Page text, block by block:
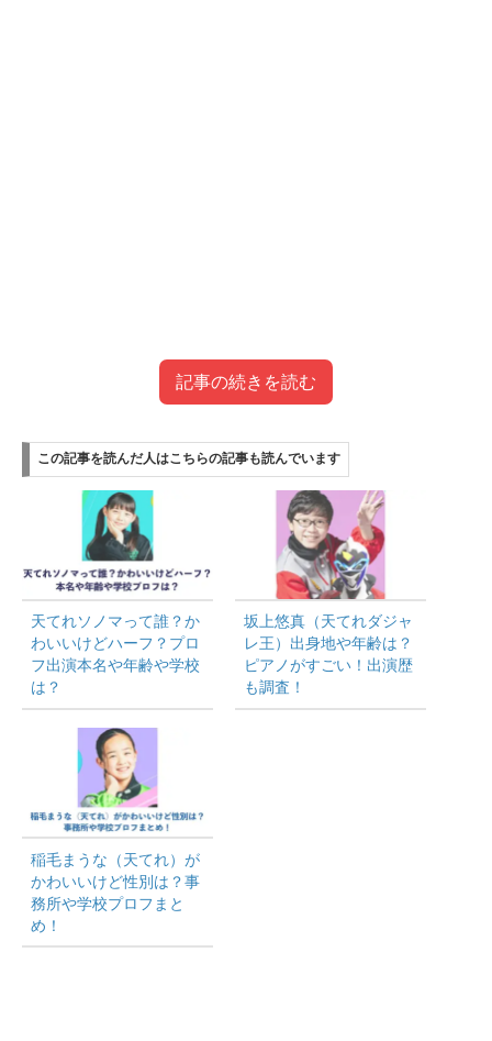
記事の続きを読む
目次
ギュナイ滝美（らあら）さんはかわいいけどハーフ？
ギュナイ滝美さんの性格や家族は？
天てれとeダンスアカデミー出てる？
まとめ
この記事を読んだ人はこちらの記事も読んでいま
す
けどハーフ？
この記事を読んだ人はこちらの記事も読んでいます
天てれソノマって誰？か
わいいけどハーフ？プロ
フ出演本名や年齢や学校
は？
坂上悠真（天てれダジャ
レ王）出身地や年齢は？
ピアノがすごい！出演歴
も調査！
稲毛まうな（天てれ）が
かわいいけど性別は？事
務所や学校プロフまと
め！